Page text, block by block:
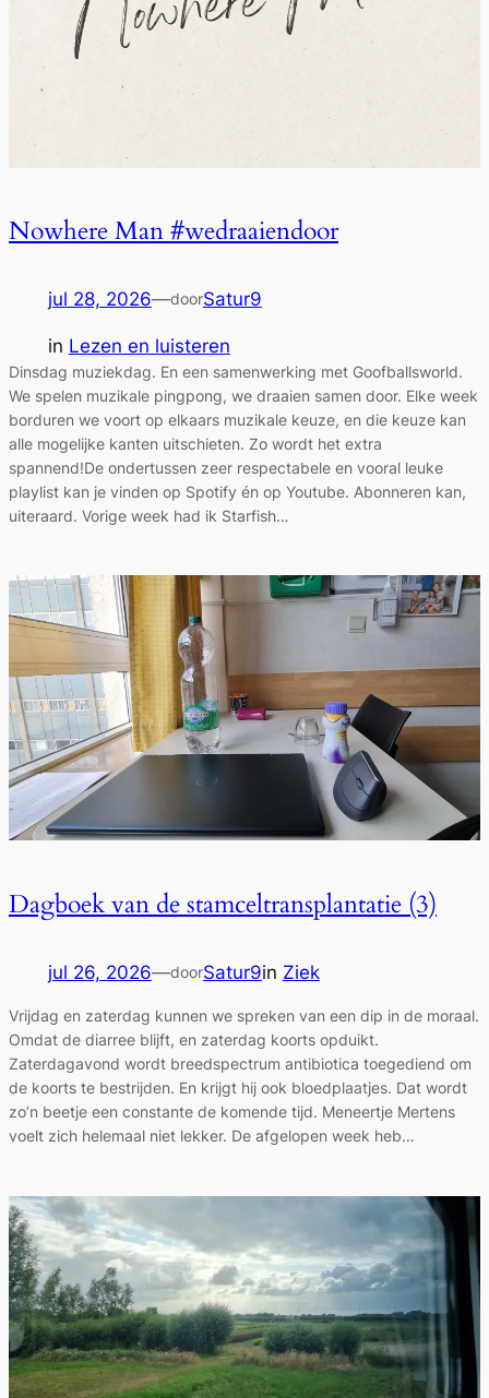
Nowhere Man #wedraaiendoor
jul 28, 2026—doorSatur9
in Lezen en luisteren
Dinsdag muziekdag. En een samenwerking met Goofballsworld.
We spelen muzikale pingpong, we draaien samen door. Elke week
borduren we voort op elkaars muzikale keuze, en die keuze kan
alle mogelijke kanten uitschieten. Zo wordt het extra
spannend!De ondertussen zeer respectabele en vooral leuke
playlist kan je vinden op Spotify én op Youtube. Abonneren kan,
uiteraard. Vorige week had ik Starfish…
Dagboek van de stamceltransplantatie (3)
jul 26, 2026—doorSatur9in Ziek
Vrijdag en zaterdag kunnen we spreken van een dip in de moraal.
Omdat de diarree blijft, en zaterdag koorts opduikt.
Zaterdagavond wordt breedspectrum antibiotica toegediend om
de koorts te bestrijden. En krijgt hij ook bloedplaatjes. Dat wordt
zo’n beetje een constante de komende tijd. Meneertje Mertens
voelt zich helemaal niet lekker. De afgelopen week heb…